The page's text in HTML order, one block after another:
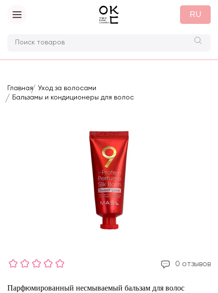
RU
Главная
Уход за волосами
Бальзамы и кондиционеры для волос
0 отзывов
Парфюмированный несмываемый бальзам для волос